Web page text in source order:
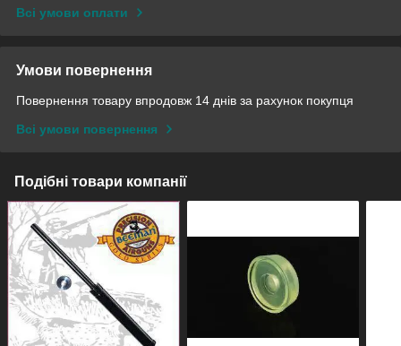
Всі умови оплати
Умови повернення
Повернення товару впродовж 14 днів за рахунок покупця
Всі умови повернення
Подібні товари компанії